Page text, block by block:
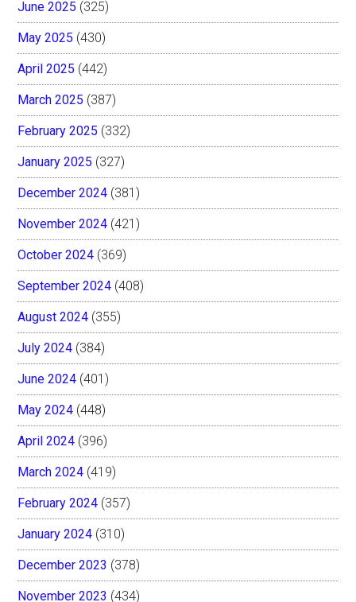
June 2025 (325)
May 2025 (430)
April 2025 (442)
March 2025 (387)
February 2025 (332)
January 2025 (327)
December 2024 (381)
November 2024 (421)
October 2024 (369)
September 2024 (408)
August 2024 (355)
July 2024 (384)
June 2024 (401)
May 2024 (448)
April 2024 (396)
March 2024 (419)
February 2024 (357)
January 2024 (310)
December 2023 (378)
November 2023 (434)